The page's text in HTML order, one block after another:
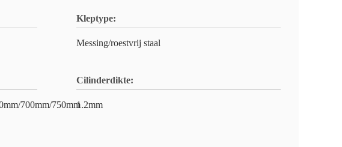
Kleptype:
Messing/roestvrij staal
700mm/750mm
Cilinderdikte:
1.2mm